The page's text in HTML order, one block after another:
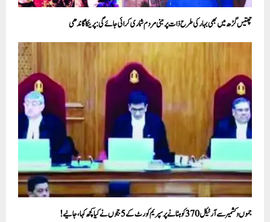
چھتیس گڑھ میں بھی بہار کی طرح ذات پر مبنی مردم شماری کرائی جائے گی:پرینکا گاندھی
جموں و کشمیر سے آرٹیکل 370 کو ہٹانے پر سپریم کورٹ کے 5 ججوں نے کیا کچھ کہا، جانیے!